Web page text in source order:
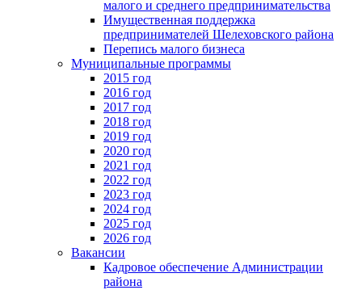
малого и среднего предпринимательства
Имущественная поддержка
предпринимателей Шелеховского района
Перепись малого бизнеса
Муниципальные программы
2015 год
2016 год
2017 год
2018 год
2019 год
2020 год
2021 год
2022 год
2023 год
2024 год
2025 год
2026 год
Вакансии
Кадровое обеспечение Администрации
района